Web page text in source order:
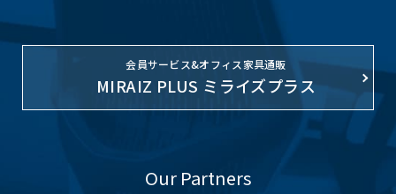
会員サービス&オフィス家具通販
MIRAIZ PLUS ミライズプラス
Our Partners